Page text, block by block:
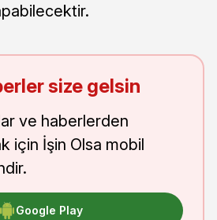
size gelsin
ve haberlerden
için İşin Olsa mobil
Google Play